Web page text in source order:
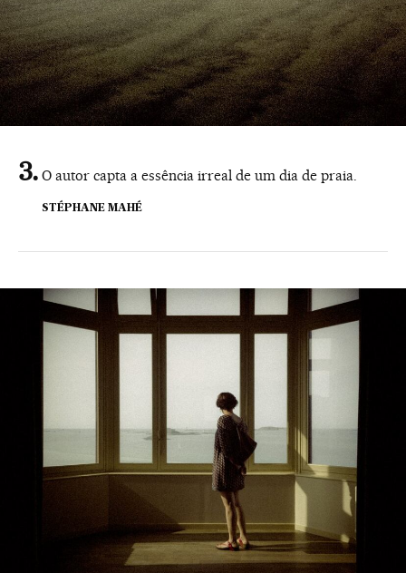
O autor capta a essência irreal de um dia de praia.
STÉPHANE MAHÉ